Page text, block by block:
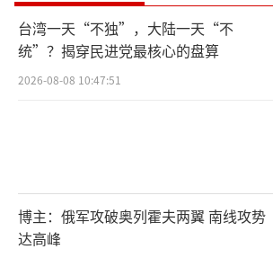
台湾一天“不独”，大陆一天“不
统”？揭穿民进党最核心的盘算
2026-08-08 10:47:51
博主：俄军攻破奥列霍夫两翼 南线攻势
达高峰